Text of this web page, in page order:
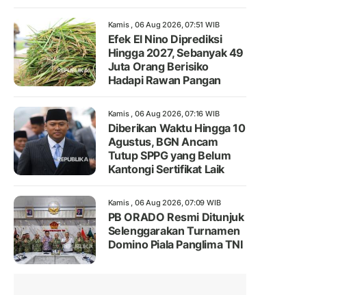
Kamis , 06 Aug 2026, 07:51 WIB
Efek El Nino Diprediksi
Hingga 2027, Sebanyak 49
Juta Orang Berisiko
Hadapi Rawan Pangan
Kamis , 06 Aug 2026, 07:16 WIB
Diberikan Waktu Hingga 10
Agustus, BGN Ancam
Tutup SPPG yang Belum
Kantongi Sertifikat Laik
Kamis , 06 Aug 2026, 07:09 WIB
PB ORADO Resmi Ditunjuk
Selenggarakan Turnamen
Domino Piala Panglima TNI